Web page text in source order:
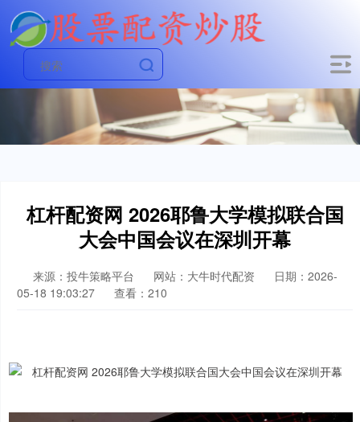
杠杆配资网 2026耶鲁大学模拟联合国
大会中国会议在深圳开幕
来源：投牛策略平台 网站：大牛时代配资
日期：2026-
05-18 19:03:27
查看：210